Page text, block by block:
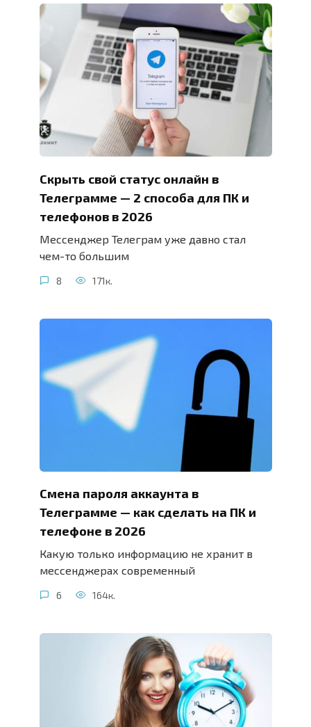
Скрыть свой статус онлайн в
Телеграмме — 2 способа для ПК и
телефонов в 2026
Мессенджер Телеграм уже давно стал
чем-то большим
8 171к.
Смена пароля аккаунта в
Телеграмме — как сделать на ПК и
телефоне в 2026
Какую только информацию не хранит в
мессенджерах современный
6 164к.